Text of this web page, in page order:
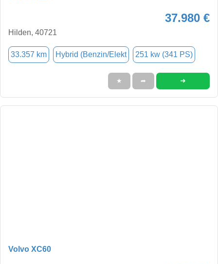
37.980 €
Hilden, 40721
33.357 km Hybrid (Benzin/Elekt 251 kw (341 PS)
★ ➦ ➜
Volvo XC60